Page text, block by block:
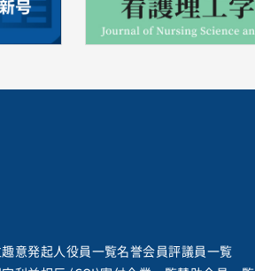
意発起人役員一覧名誉会員評議員一覧